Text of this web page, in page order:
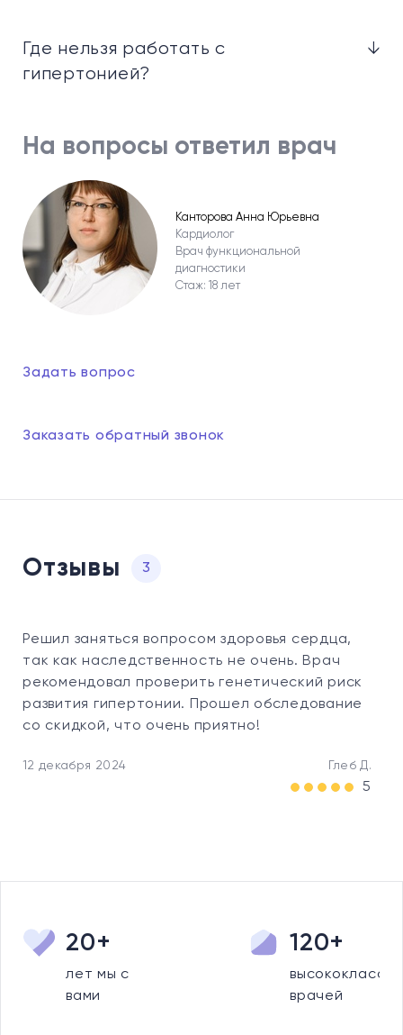
Где нельзя работать с
гипертонией?
↓
На вопросы ответил врач
Канторова Анна Юрьевна
Кардиолог
Врач функциональной
диагностики
Стаж: 18 лет
Задать вопрос
Заказать обратный звонок
Отзывы 3
Решил заняться вопросом здоровья сердца,
так как наследственность не очень. Врач
рекомендовал проверить генетический риск
развития гипертонии. Прошел обследование
со скидкой, что очень приятно!
12 декабря 2024 Глеб Д.
5
20+
лет мы с
вами
120+
врачей